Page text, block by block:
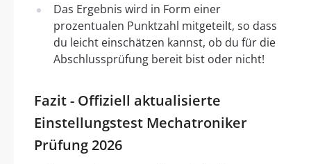
Das Ergebnis wird in Form einer
prozentualen Punktzahl mitgeteilt, so dass
du leicht einschätzen kannst, ob du für die
Abschlussprüfung bereit bist oder nicht!
Fazit - Offiziell aktualisierte
Einstellungstest Mechatroniker
Prüfung 2026